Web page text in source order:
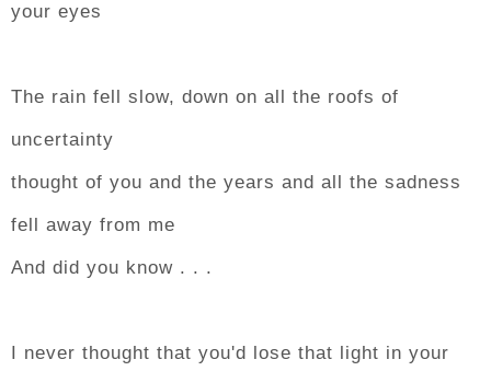
your eyes
The rain fell slow, down on all the roofs of
uncertainty
thought of you and the years and all the sadness
fell away from me
And did you know . . .
I never thought that you'd lose that light in your